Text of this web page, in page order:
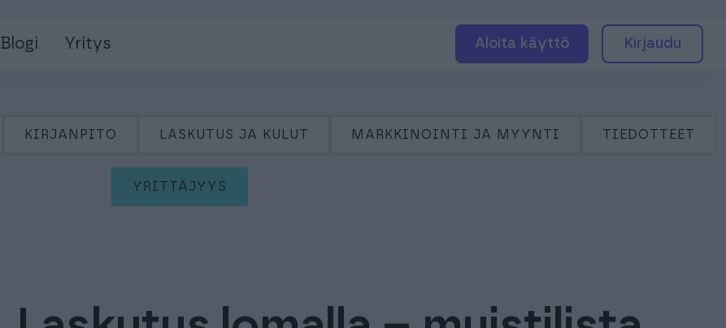
Blogi Yritys Aloita käyttö Kirjaudu
KIRJANPITO LASKUTUS JA KULUT MARKKINOINTI JA MYYNTI TIEDOTTEET
YRITTÄJYYS